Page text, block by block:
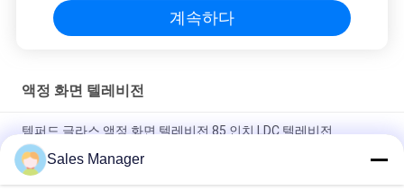
계속하다
액정 화면 텔레비전
템퍼드 글라스 액정 화면 텔레비전 85 인치 LDC 텔레비전
3840x2160 RGB
안드로이드 5.0 60HZ 43 인치 TV 모니터 89 도 시야 각도
Sales Manager